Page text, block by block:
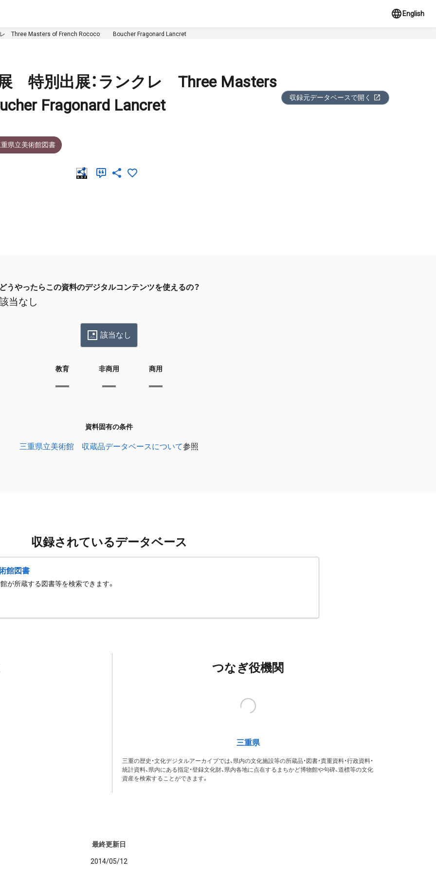
English
レ Three Masters of French Rococo Boucher Fragonard Lancret
特別出展：ランクレ Three Masters
Fragonard Lancret
収録元データベースで開く
重県立美術館図書
どうやったらこの資料のデジタルコンテンツを使えるの？
当なし
該当なし
教育 非商用 商用
資料固有の条件
三重県立美術館 収蔵品データベースについて参照
収録されているデータベース
館図書
が所蔵する図書等を検索できます。
つなぎ役機関
三重県
三重の歴史・文化デジタルアーカイブでは、県内の文化施設等の所蔵品・図書・貴重資料・行政資料・
統計資料、県内にある指定・登録文化財、県内各地に点在するまちかど博物館や句碑、道標等の文化
資産を検索することができます。
最終更新日
2014/05/12